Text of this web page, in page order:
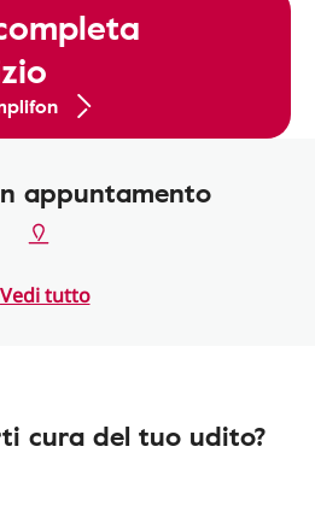
appuntamento
Vedi tutto
cura del tuo udito?